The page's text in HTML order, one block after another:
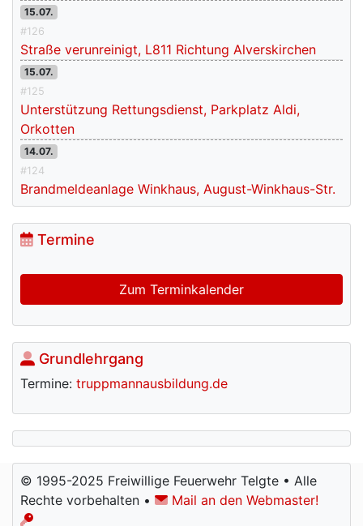
15.07.
#126
Straße verunreinigt, L811 Richtung Alverskirchen
15.07.
#125
Unterstützung Rettungsdienst, Parkplatz Aldi,
Orkotten
14.07.
#124
Brandmeldeanlage Winkhaus, August-Winkhaus-Str.
Termine
Zum Terminkalender
Grundlehrgang
Termine: truppmannausbildung.de
© 1995-2025 Freiwillige Feuerwehr Telgte • Alle
Rechte vorbehalten •
Mail an den Webmaster!